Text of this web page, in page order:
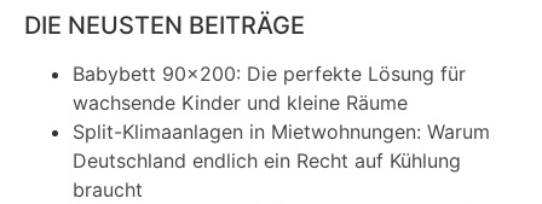
DIE NEUSTEN BEITRÄGE
Babybett 90×200: Die perfekte Lösung für
wachsende Kinder und kleine Räume
Split-Klimaanlagen in Mietwohnungen: Warum
Deutschland endlich ein Recht auf Kühlung
braucht